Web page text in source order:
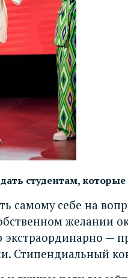
студентам,
самому себе на
желании
экстраординарно —
Стипендиальный